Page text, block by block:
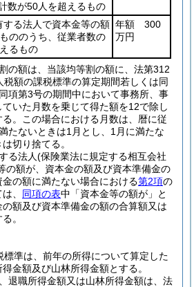
数が50人を超えるもの
る法人で資本金等の額
ののうち、従業者数の
るもの
年額 300
万円
の額は、当該均等割の額に、法第312
額の課税標準の算定期間若しくは同
項第3号の期間中において事務所、事
いた月数を乗じて得た額を12で除し
。
この場合における月数は、暦に従
たないときは1月とし、1月に満たな
切り捨てる。
る法人(保険業法に規定する相互会社
の額が、資本金の額及び資本準備金の
の額に満たない場合における第2項の
、 同項の表中「資本金等の額が」と
額及び資本準備金の額の合算額又は
。
標準は、前年の所得について算定した
金額及び山林所得金額とする。
退職所得金額又は山林所得金額は、法